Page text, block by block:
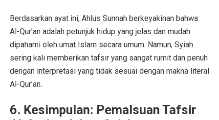
Berdasarkan ayat ini, Ahlus Sunnah berkeyakinan bahwa
Al-Qur’an adalah petunjuk hidup yang jelas dan mudah
dipahami oleh umat Islam secara umum. Namun, Syiah
sering kali memberikan tafsir yang sangat rumit dan penuh
dengan interpretasi yang tidak sesuai dengan makna literal
Al-Qur’an.
6. Kesimpulan: Pemalsuan Tafsir